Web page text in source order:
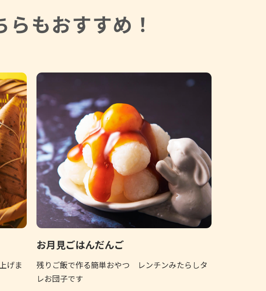
らもおすすめ！
げま
お月見ごはんだんご
残りご飯で作る簡単おやつ レンチンみたらしタ
レお団子です